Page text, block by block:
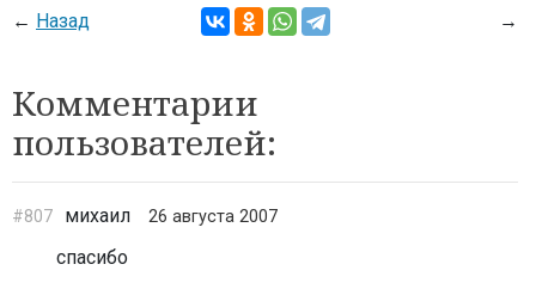
← Назад →
Комментарии
пользователей:
#807 михаил 26 августа 2007
спасибо